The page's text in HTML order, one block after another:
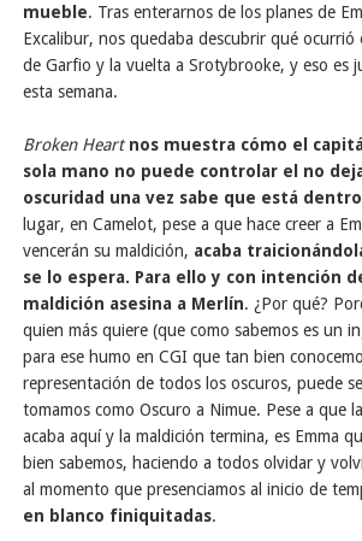
mueble. Tras enterarnos de los planes de
Excalibur, nos quedaba descubrir qué ocurrió
de Garfio y la vuelta a Srotybrooke, y eso es
esta semana.
Broken Heartnos muestra cómo el
sola mano no puede controlar el no
oscuridad una vez sabe que está
lugar, en Camelot, pese a que hace creer a
vencerán su maldición, acaba
se lo espera. Para ello y con intención
maldición asesina a Merlín. ¿Por qué?
quien más quiere (que como sabemos es un
para ese humo en CGI que tan bien
representación de todos los oscuros, puede
tomamos como Oscuro a Nimue. Pese a que
acaba aquí y la maldición termina, es Emma
bien sabemos, haciendo a todos olvidar y
al momento que presenciamos al inicio de
en blanco finiquitadas.